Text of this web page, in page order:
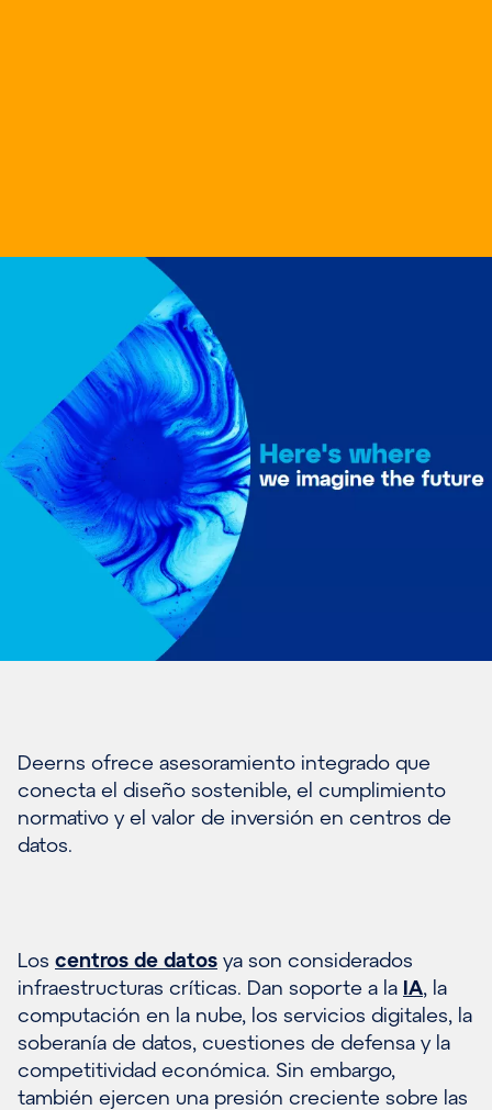
Deerns ofrece asesoramiento integrado que
conecta el diseño sostenible, el cumplimiento
normativo y el valor de inversión en centros de
datos.
Los centros de datos ya son considerados
infraestructuras críticas. Dan soporte a la IA, la
computación en la nube, los servicios digitales, la
soberanía de datos, cuestiones de defensa y la
competitividad económica. Sin embargo,
también ejercen una presión creciente sobre las